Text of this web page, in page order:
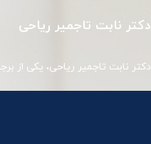
دکتر نابت تاجمیر ریاحی
دکتر نابت تاجمیر ریاحی، یکی